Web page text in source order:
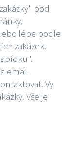
pod
lépe podle
zakázek.
email
Vy
Vše je